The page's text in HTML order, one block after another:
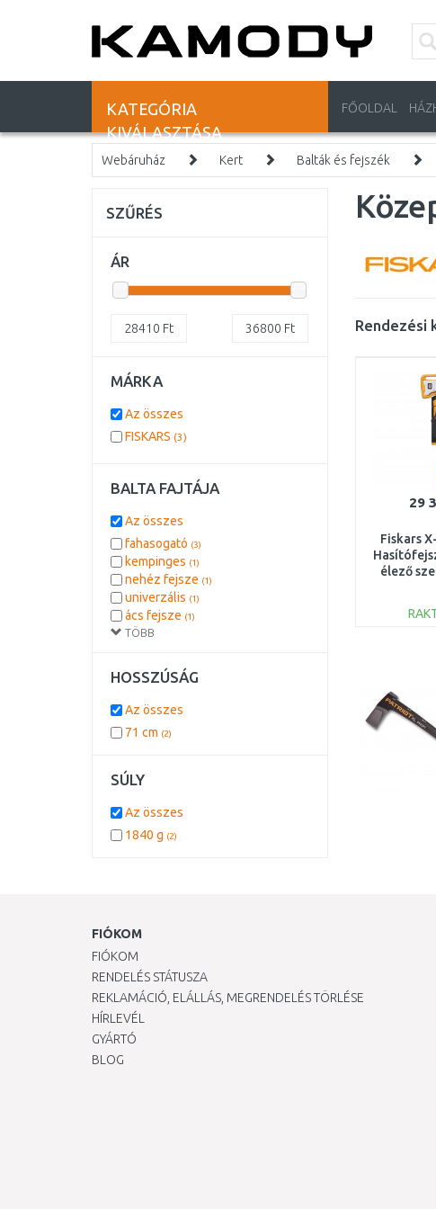
KATEGÓRIA
KIVÁLASZTÁSA
FŐOLDAL
Webáruház Kert Balták és fejszék
Rendezési
29
Fiskars
élező
SZŰRÉS
ÁR
28410 Ft 36800 Ft
MÁRKA
Az összes
FISKARS (3)
BALTA FAJTÁJA
TÖBB
Az összes
fahasogató (3)
kempinges (1)
nehéz fejsze (1)
univerzális (1)
ács fejsze (1)
HOSSZÚSÁG
Az összes
71 cm (2)
SÚLY
Az összes
1840 g (2)
FIÓKOM
FIÓKOM
RENDELÉS STÁTUSZA
REKLAMÁCIÓ, ELÁLLÁS, MEGRENDELÉS TÖRLÉSE
HÍRLEVÉL
GYÁRTÓ
BLOG